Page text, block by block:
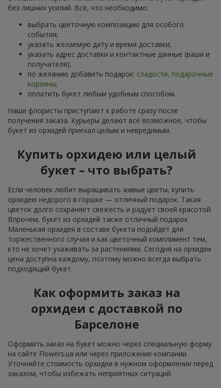
без лишних усилий. Всё, что необходимо:
выбрать цветочную композицию для особого
события;
указать желаемую дату и время доставки;
указать адрес доставки и контактные данные (ваши и
получателя);
по желанию добавить подарок: сладости, подарочные
корзины;
оплатить букет любым удобным способом.
Наши флористы приступают к работе сразу после
получения заказа. Курьеры делают всё возможное, чтобы
букет из орхидей приехал целым и невредимым.
Купить орхидею или целый
букет – что выбрать?
Если человек любит выращивать живые цветы, купить
орхидею недорого в горшке — отличный подарок. Такая
цветок долго сохраняет свежесть и радует своей красотой.
Впрочем, букет из орхидей также отличный подарок.
Маленькая орхидея в составе букета подойдет для
торжественного случая и как цветочный комплимент тем,
кто не хочет ухаживать за растениями. Сегодня на орхидеи
цена доступна каждому, поэтому можно всегда выбрать
подходящий букет.
Как оформить заказ на
орхидеи с доставкой по
Барселоне
Оформить заказ на букет можно через специальную форму
на сайте Flowers.ua или через приложение компании.
Уточняйте стоимость орхидеи в нужном оформлении перед
заказом, чтобы избежать неприятных ситуаций.